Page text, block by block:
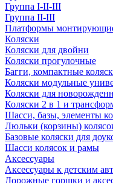
Группа I-II-III
Группа II-III
Платформы
Коляски
Коляски для двойни
Коляски прогулочные
Багги, компактные
Коляски модульные
Коляски для
Коляски 2 в 1 и
Шасси, базы, элементы
Люльки (корзины)
Базовые коляски для
Шасси колясок и рамы
Аксессуары
Аксессуары к детским
Дорожные горшки и